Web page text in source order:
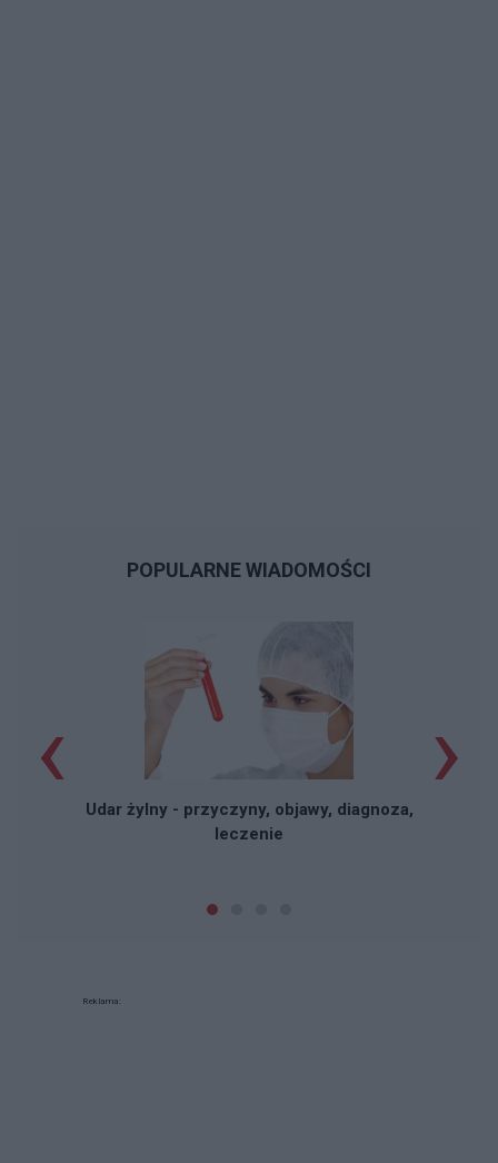
POPULARNE WIADOMOŚCI
Udar żylny - przyczyny, objawy, diagnoza,
leczenie
‹ ›
Reklama: